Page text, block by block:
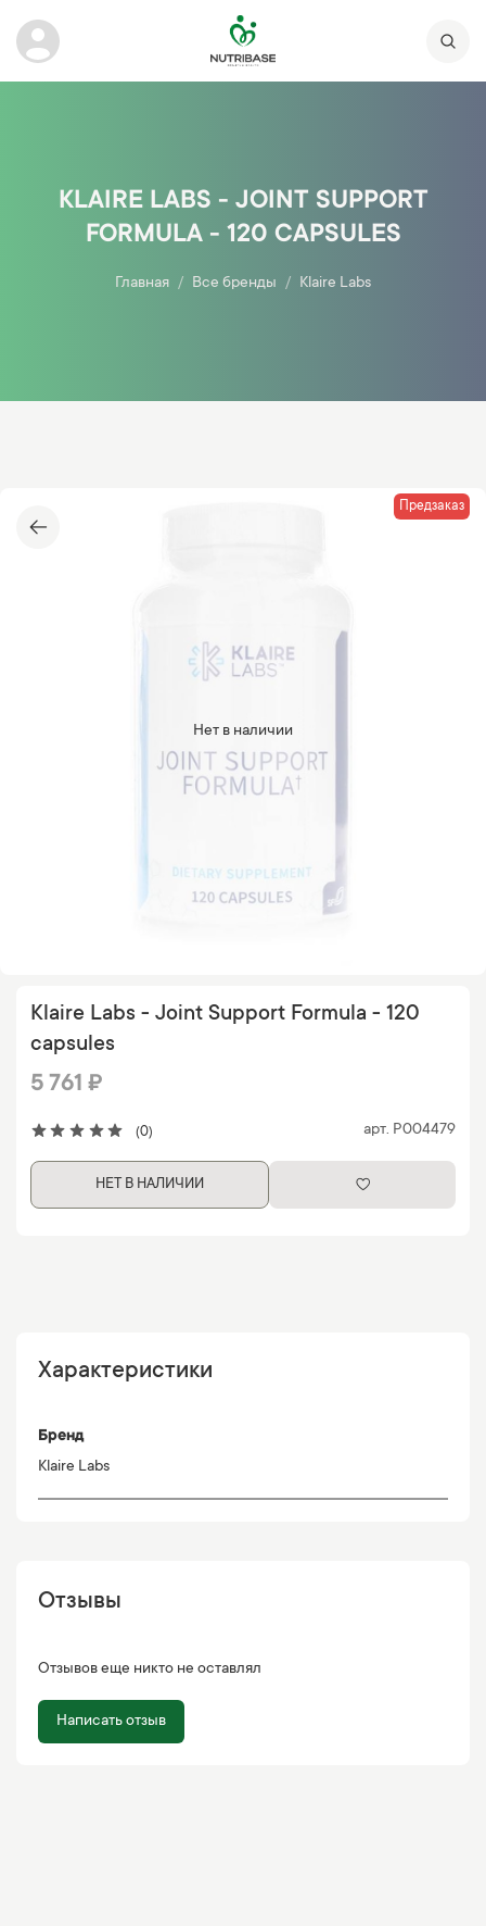
KLAIRE LABS - JOINT SUPPORT
FORMULA - 120 CAPSULES
Главная Все бренды Klaire Labs
Нет в наличии
Предзаказ
(0) арт. P004479
Klaire Labs - Joint Support Formula - 120
capsules
5 761 ₽
НЕТ В НАЛИЧИИ
Характеристики
Бренд
Klaire Labs
Отзывы
Отзывов еще никто не оставлял
Написать отзыв